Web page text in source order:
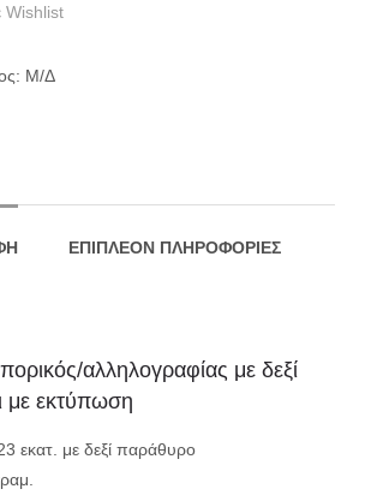
Wishlist
Μ/Δ
ΕΠΙΠΛΈΟΝ ΠΛΗΡΟΦΟΡΊΕΣ
αλληλογραφίας με δεξί
με εκτύπωση
εκατ. με δεξί παράθυρο